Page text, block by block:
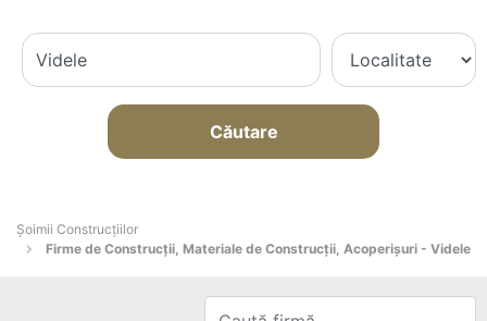
Căutare
Șoimii Construcțiilor
Firme de Construcții, Materiale de Construcții, Acoperișuri - Videle